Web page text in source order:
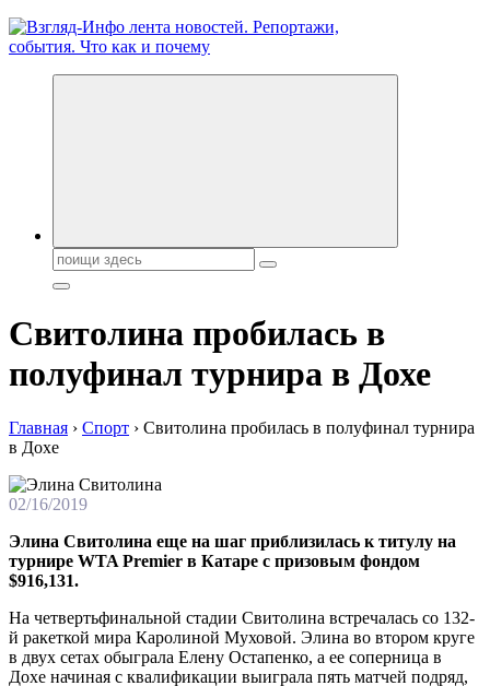
Обо всем и обо всех, что зачем и почему. Новости политики,
Поиск:
Свитолина пробилась в
полуфинал турнира в Дохе
Главная › Спорт › Свитолина пробилась в полуфинал турнира
в Дохе
02/16/2019
Элина Свитолина еще на шаг приблизилась к титулу на
турнирe WTA Premier в Катаре с призовым фондом
$916,131.
На четвертьфинальной стадии Свитолина встречалась со 132-
й ракеткой мира Каролиной Муховой. Элина во втором круге
в двух сетах обыграла Елену Остапенко, а ее соперница в
Дохе начиная с квалификации выиграла пять матчей подряд,